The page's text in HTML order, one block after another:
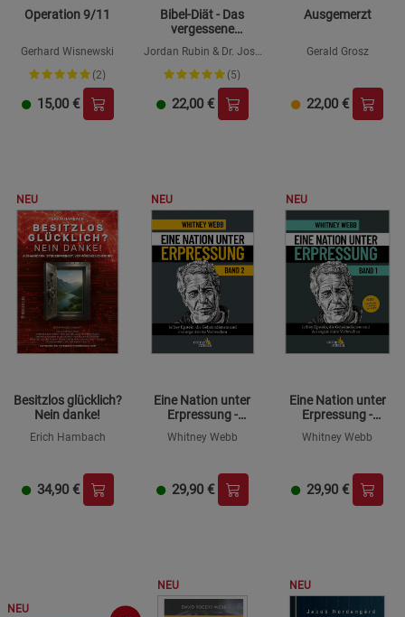
Operation 9/11
Gerhard Wisnewski
(2)
15,00 €
Bibel-Diät - Das
vergessene
der Heiligen Schrift
Jordan Rubin & Dr. Josh
Axe
(5)
22,00 €
Ausgemerzt
Gerald Grosz
22,00 €
NEU
Besitzlos glücklich?
Nein danke!
Erich Hambach
34,90 €
NEU
Eine Nation unter
Erpressung -
Whitney Webb
29,90 €
NEU
Eine Nation unter
Erpressung -
Whitney Webb
29,90 €
NEU
NEU NEU